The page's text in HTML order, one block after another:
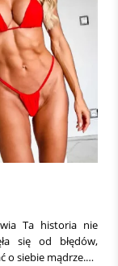
Ta historia nie
się od błędów,
o siebie mądrze.…